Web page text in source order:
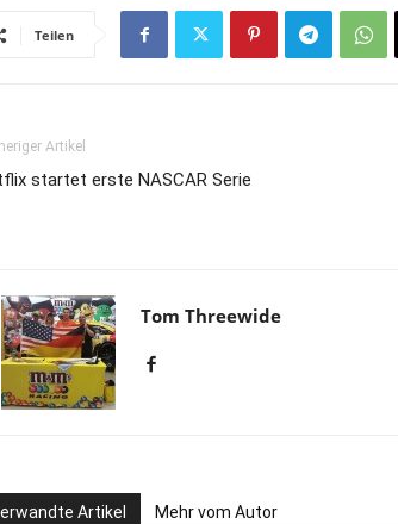
Teilen
Artikel
startet erste NASCAR Serie
Tom Threewide
Artikel Mehr vom Autor